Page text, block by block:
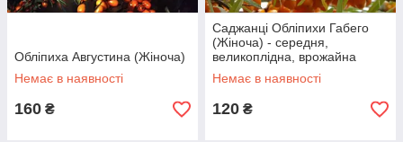
Обліпиха Августина (Жіноча)
Немає в наявності
160 ₴
Саджанці Обліпихи Габего
(Жіноча) - середня,
великоплідна, врожайна
Немає в наявності
120 ₴